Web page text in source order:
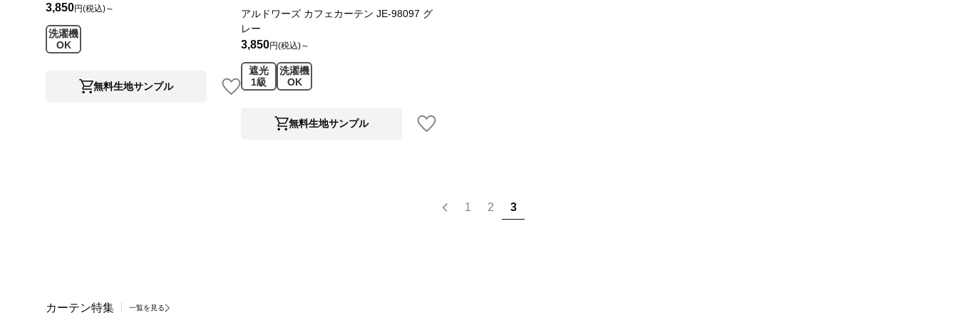
3,850円(税込)～
洗濯機
OK
無料生地サンプル
アルドワーズ カフェカーテン JE-98097 グ
レー
3,850円(税込)～
遮光
1級
洗濯機
OK
無料生地サンプル
1 2 3
カーテン特集 一覧を見る